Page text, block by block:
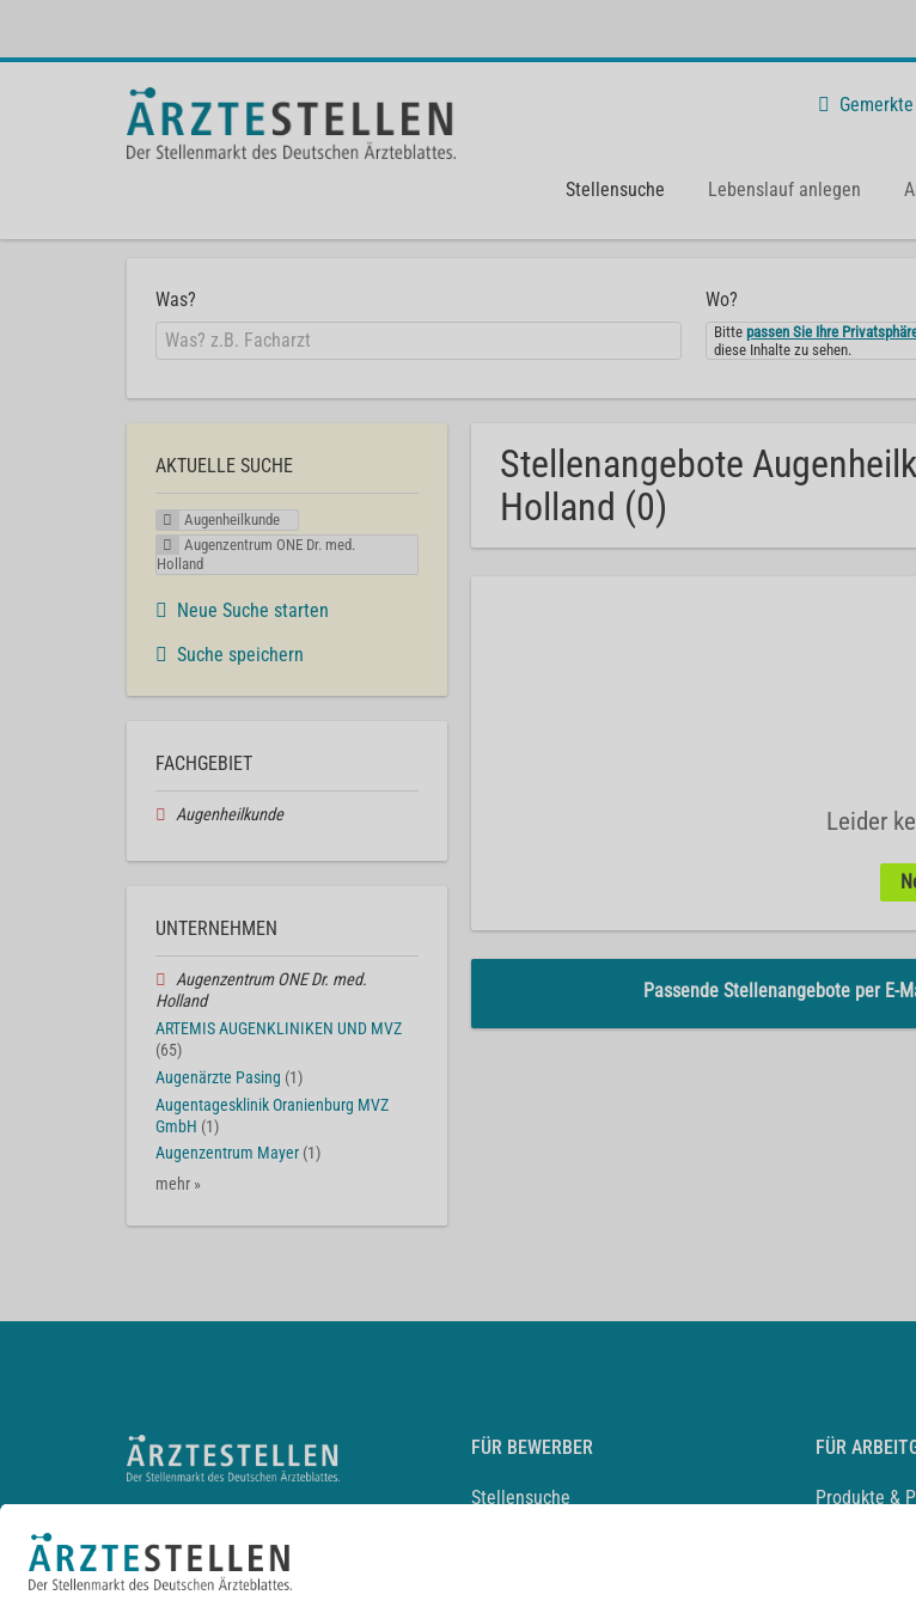
Stellensuche Lebenslauf anlegen
Was? Wo?
Bittepassen Sie Ihre
diese Inhalte zu sehen.
Stellenangebote
Holland (0)
Leider
Passende Stellenangebote per E-
AKTUELLE SUCHE
Augenheilkunde
Augenzentrum ONE Dr. med.
Holland
Neue Suche starten
Suche speichern
FACHGEBIET
Augenheilkunde
UNTERNEHMEN
Augenzentrum ONE Dr. med.
Holland
ARTEMIS AUGENKLINIKEN UND MVZ
(65)
Augenärzte Pasing (1)
Augentagesklinik Oranienburg MVZ
GmbH (1)
Augenzentrum Mayer (1)
mehr »
FÜR BEWERBER
Stellensuche
FÜR
Produkte &